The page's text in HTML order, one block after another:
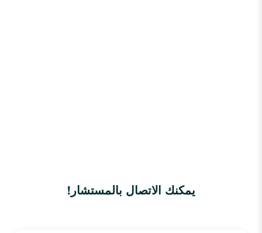
يمكنك الاتصال بالمستشار!